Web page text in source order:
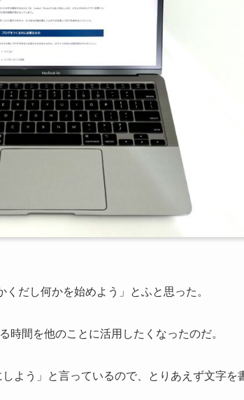
だし何かを始めよう」とふと思った。
時間を他のことに活用したくなったのだ。
よう」と言っているので、とりあえず文字を